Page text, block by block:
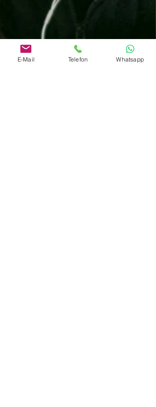
E-Mail Telefon Whatsapp